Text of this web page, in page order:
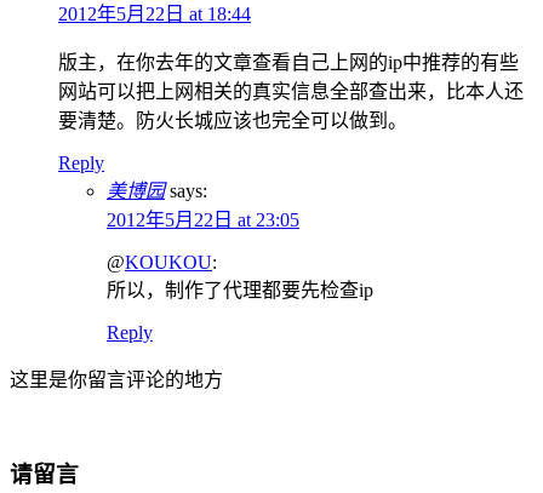
2012年5月22日 at 18:44
版主，在你去年的文章查看自己上网的ip中推荐的有些
网站可以把上网相关的真实信息全部查出来，比本人还
要清楚。防火长城应该也完全可以做到。
Reply
美博园 says:
2012年5月22日 at 23:05
@KOUKOU:
所以，制作了代理都要先检查ip
Reply
这里是你留言评论的地方
请留言